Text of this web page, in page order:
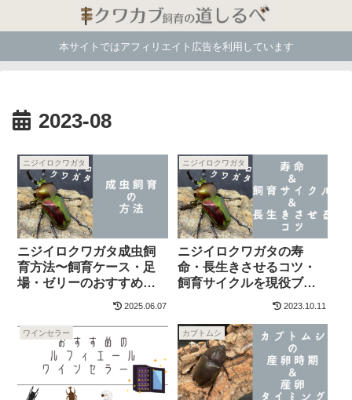
本サイトではアフィリエイト広告を利用しています
2023-08
ニジイロクワガタ
ニジイロクワガタ成虫飼
育方法〜飼育ケース・足
場・ゼリーのおすすめを
2025.06.07
ニジイロクワガタ
ニジイロクワガタの寿
命・長生きさせるコツ・
飼育サイクルを現役ブリ
ーダーが徹底解説
2023.10.11
ワインセラー カブトムシ